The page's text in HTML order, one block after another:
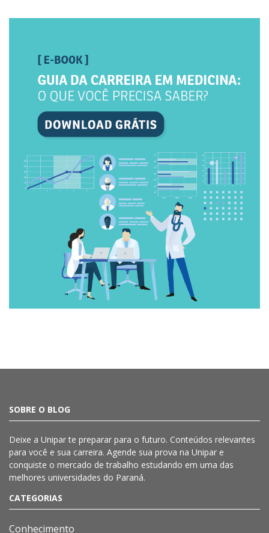
SOBRE O BLOG
Deixe a Uniparte preparar para o futuro. Conteúdos relevantes
para você e sua carreira. Agende sua prova na Unipar e
conquiste o mercado de trabalho estudando em uma das
melhores universidades do Paraná.
CATEGORIAS
Conhecimento